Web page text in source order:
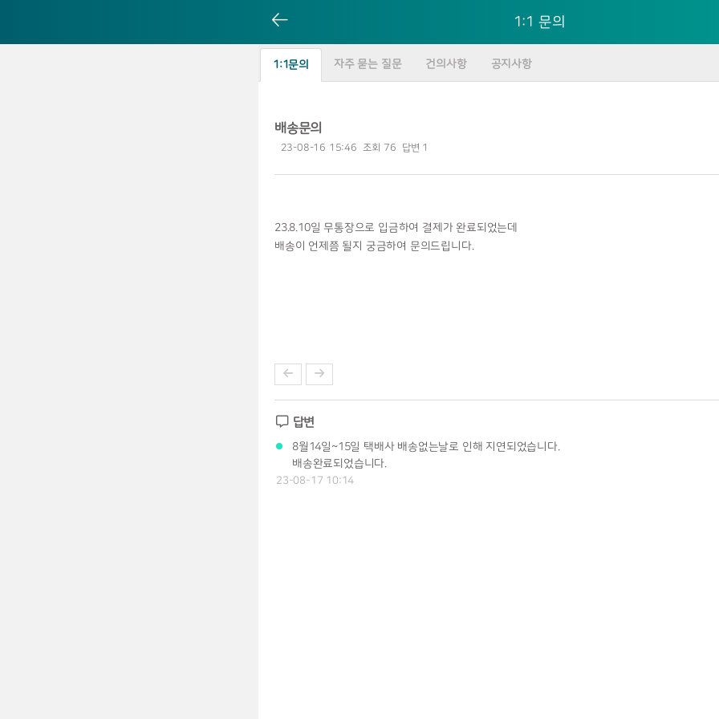
1:1 문의
1:1문의 자주 묻는 질문 건의사항 공지사항
배송문의
23-08-16 15:46 조회 76 답변 1
23.8.10일 무통장으로 입금하여 결제가 완료되었는데
배송이 언제쯤 될지 궁금하여 문의드립니다.
답변
8월14일~15일 택배사 배송없는날로 인해 지연되었습니다.
배송완료되었습니다.
23-08-17 10:14